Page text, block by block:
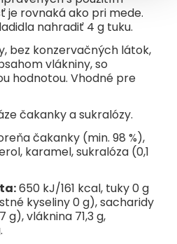
je rovnaká ako pri mede.
nahradiť 4 g tuku.
bez konzervačných látok,
vlákniny, so
hodnotou. Vhodné pre
čakanky a sukralózy.
čakanky (min. 98 %),
karamel, sukralóza (0,1
650 kJ/161 kcal, tuky 0 g
kyseliny 0 g), sacharidy
g), vláknina 71,3 g,